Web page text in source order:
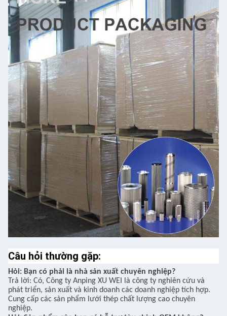
Câu hỏi thường gặp:
Hỏi: Bạn có phải là nhà sản xuất chuyên nghiệp?
Trả lời: Có, Công ty Anping XU WEI là công ty nghiên cứu và
phát triển, sản xuất và kinh doanh các doanh nghiệp tích hợp.
Cung cấp các sản phẩm lưới thép chất lượng cao chuyên
nghiệp.